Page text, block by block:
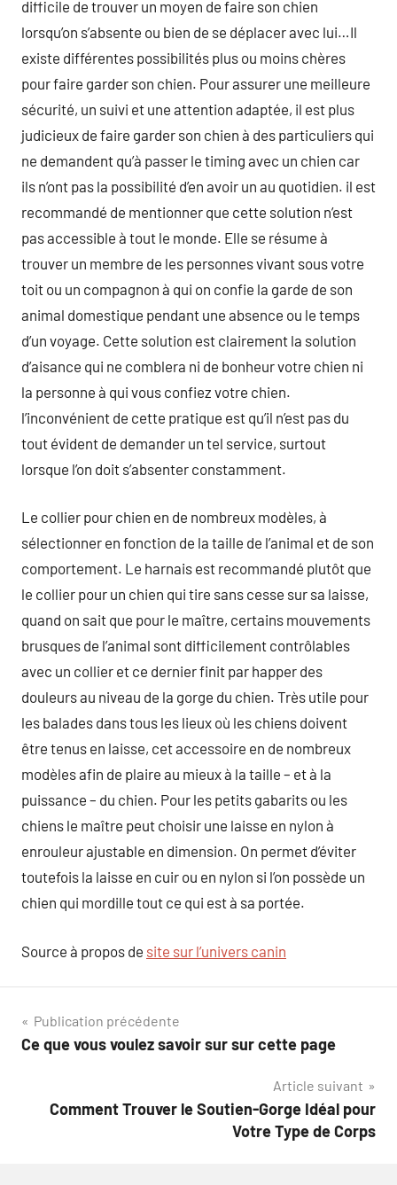
difficile de trouver un moyen de faire son chien
lorsqu’on s’absente ou bien de se déplacer avec lui…Il
existe différentes possibilités plus ou moins chères
pour faire garder son chien. Pour assurer une meilleure
sécurité, un suivi et une attention adaptée, il est plus
judicieux de faire garder son chien à des particuliers qui
ne demandent qu’à passer le timing avec un chien car
ils n’ont pas la possibilité d’en avoir un au quotidien. il est
recommandé de mentionner que cette solution n’est
pas accessible à tout le monde. Elle se résume à
trouver un membre de les personnes vivant sous votre
toit ou un compagnon à qui on confie la garde de son
animal domestique pendant une absence ou le temps
d’un voyage. Cette solution est clairement la solution
d’aisance qui ne comblera ni de bonheur votre chien ni
la personne à qui vous confiez votre chien.
l’inconvénient de cette pratique est qu’il n’est pas du
tout évident de demander un tel service, surtout
lorsque l’on doit s’absenter constamment.
Le collier pour chien en de nombreux modèles, à
sélectionner en fonction de la taille de l’animal et de son
comportement. Le harnais est recommandé plutôt que
le collier pour un chien qui tire sans cesse sur sa laisse,
quand on sait que pour le maître, certains mouvements
brusques de l’animal sont difficilement contrôlables
avec un collier et ce dernier finit par happer des
douleurs au niveau de la gorge du chien. Très utile pour
les balades dans tous les lieux où les chiens doivent
être tenus en laisse, cet accessoire en de nombreux
modèles afin de plaire au mieux à la taille – et à la
puissance – du chien. Pour les petits gabarits ou les
chiens le maître peut choisir une laisse en nylon à
enrouleur ajustable en dimension. On permet d’éviter
toutefois la laisse en cuir ou en nylon si l’on possède un
chien qui mordille tout ce qui est à sa portée.
Source à propos de site sur l’univers canin
Navigation
de
Publication précédente
Ce que vous voulez savoir sur sur cette page
Article suivant
Comment Trouver le Soutien-Gorge Idéal pour
Votre Type de Corps